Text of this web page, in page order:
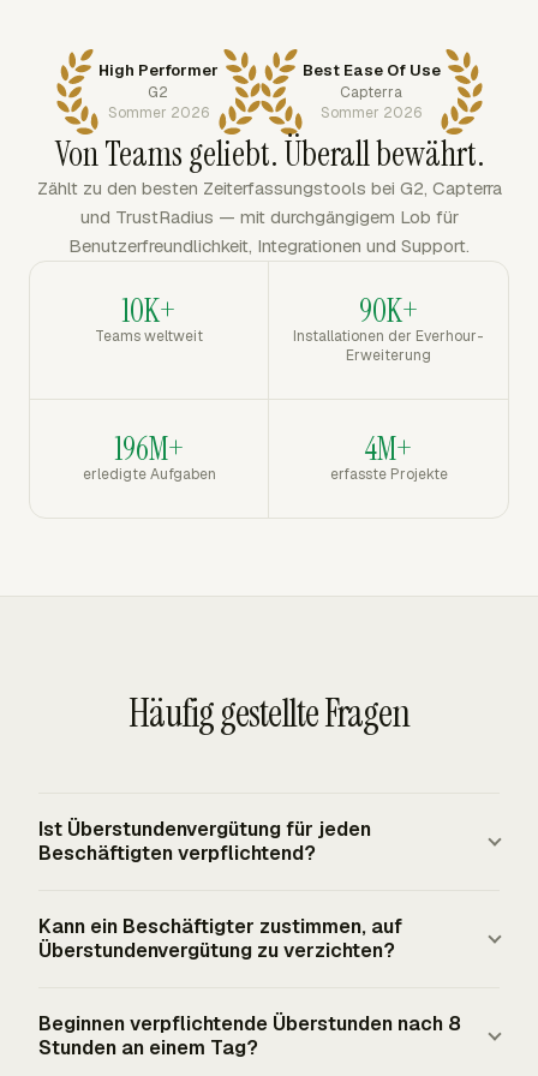
High Performer
G2
Sommer 2026
Best Ease Of Use
Capterra
Sommer 2026
Von Teams geliebt. Überall bewährt.
Zählt zu den besten Zeiterfassungstools bei G2, Capterra
und TrustRadius — mit durchgängigem Lob für
Benutzerfreundlichkeit, Integrationen und Support.
10K+
Teams weltweit
90K+
Installationen der Everhour-
Erweiterung
196M+
erledigte Aufgaben
4M+
erfasste Projekte
Häufig gestellte Fragen
Ist Überstundenvergütung für jeden
Beschäftigten verpflichtend?
verpflichtende Überstundenvergütung für abgedeckte,
nicht ausgenommene Beschäftigte, die mehr als 40
Ausnahmestatus hängt von der Vergütungsmethode,
gegebenenfalls der Gehaltshöhe und den Aufgaben der
Kann ein Beschäftigter zustimmen, auf
Überstundenvergütung zu verzichten?
ausgenommene Beschäftigte können nicht durch eine
Vereinbarung zwischen Arbeitgeber und Arbeitnehmer
Beginnen verpflichtende Überstunden nach 8
Stunden an einem Tag?